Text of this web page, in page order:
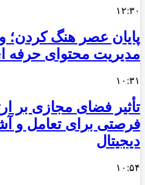
۱۲:۳۰
پایان عصر هنگ کردن؛
مدیریت محتوای حرفه
۱۰:۳۱
تأثیر فضای مجازی بر
فرصتی برای تعامل و
دیجیتال
۱۰:۵۴